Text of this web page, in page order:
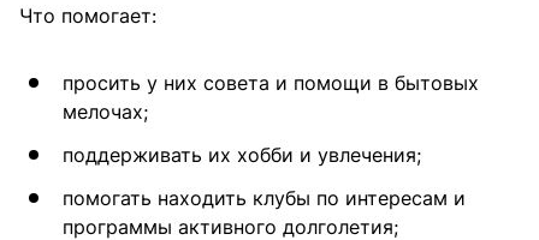
Что помогает:
просить у них совета и помощи в бытовых
мелочах;
поддерживать их хобби и увлечения;
помогать находить клубы по интересам и
программы активного долголетия;